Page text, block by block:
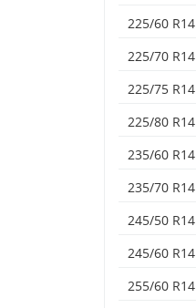
225/60 R14
225/70 R14
225/75 R14
225/80 R14
235/60 R14
235/70 R14
245/50 R14
245/60 R14
255/60 R14